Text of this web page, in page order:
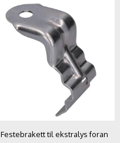
Festebrakett til ekstralys foran